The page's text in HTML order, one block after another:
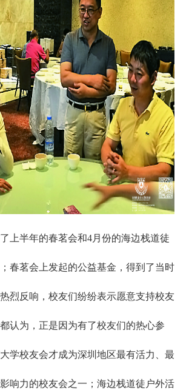
上半年的春茗会和4月份的海边栈道徒
春茗会上发起的公益基金，得到了当时
烈反响，校友们纷纷表示愿意支持校友
认为，正是因为有了校友们的热心参
学校友会才成为深圳地区最有活力、最
响力的校友会之一；海边栈道徒户外活